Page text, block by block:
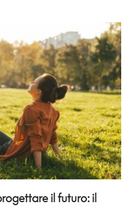
il futuro: il